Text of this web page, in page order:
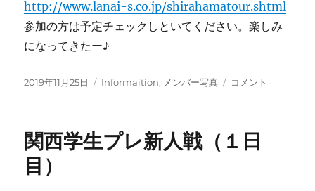
http://www.lanai-s.co.jp/shirahamatour.shtml
参加の方は予定チェックしといてください。楽しみ
になってきたー♪
投
2019年11月25日
カ
ー
Informaition, メンバー写真
メ
レ
コメント
関西学生プレ新人戦（１日
目）